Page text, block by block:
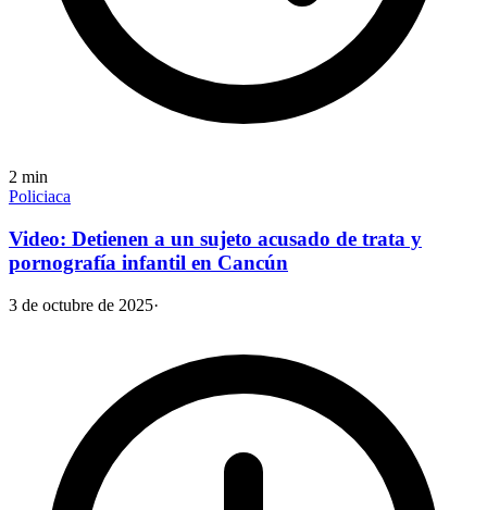
2 min
Policiaca
Video: Detienen a un sujeto acusado de trata y
pornografía infantil en Cancún
3 de octubre de 2025·